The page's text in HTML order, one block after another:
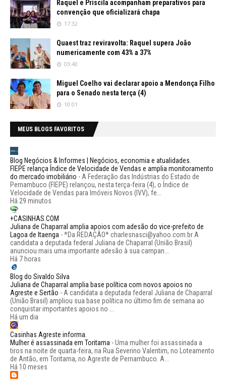
Raquel e Priscila acompanham preparativos para
convenção que oficializará chapa
17:32
Quaest traz reviravolta: Raquel supera João
numericamente com 43% a 37%
03:40
Miguel Coelho vai declarar apoio a Mendonça Filho
para o Senado nesta terça (4)
10:01
MEUS BLOGS FAVORITOS
Blog Negócios & Informes | Negócios, economia e atualidades.
FIEPE relança Índice de Velocidade de Vendas e amplia monitoramento
do mercado imobiliário - A Federação das Indústrias do Estado de
Pernambuco (FIEPE) relançou, nesta terça-feira (4), o Índice de
Velocidade de Vendas para Imóveis Novos (IVV), fe...
Há 29 minutos
+CASINHAS.COM
Juliana de Chaparral amplia apoios com adesão do vice-prefeito de
Lagoa de Itaenga -*Da REDAÇÃO* charlesnasci@yahoo.com.br A
candidata a deputada federal Juliana de Chaparral (União Brasil)
anunciou mais uma importante adesão à sua campan...
Há 7 horas
Blog do Sivaldo Silva
Juliana de Chaparral amplia base política com novos apoios no
Agreste e Sertão - A candidata a deputada federal Juliana de Chaparral
(União Brasil) ampliou sua base política no último fim de semana ao
conquistar importantes apoios no ...
Há um dia
Casinhas Agreste informa.
Mulher é assassinada em Toritama -Uma mulher foi assassinada a
tiros na noite de quarta-feira, na Rua Severino Valentim, no Loteamento
de Antão, em Toritama, no Agreste de Pernambuco. A...
Há 10 meses